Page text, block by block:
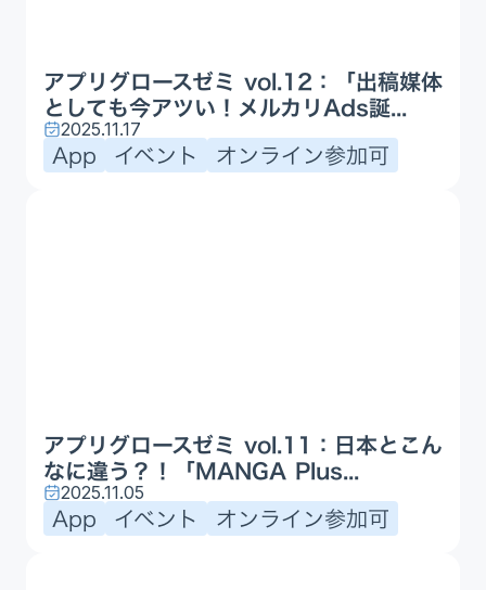
アプリグロースゼミ vol.12：「出稿媒体
としても今アツい！メルカリAds誕...
2025.11.17
App イベント オンライン参加可
アプリグロースゼミ vol.11：日本とこん
なに違う？！「MANGA Plus...
2025.11.05
App イベント オンライン参加可